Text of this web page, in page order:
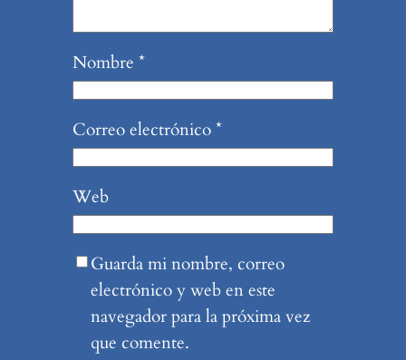
Nombre *
Correo electrónico*
Web
Guarda mi nombre, correo
electrónico y web en este
navegador para la próxima vez
que comente.